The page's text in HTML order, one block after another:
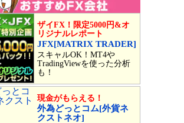
ザイFX！限定5000円&オ
リジナルレポート
JFX[MATRIX TRADER]
スキャルOK！MT4や
TradingViewを使った分析
も！
現金がもらえる！
外為どっとコム[外貨ネ
クストネオ]